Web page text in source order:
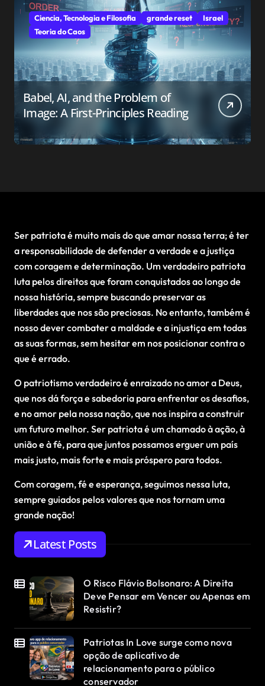
Ciencia, Tecnologia e Filosofia grande reset
Israel
Teoria do Caos
Babel, AI, and the Problem of
Image: A First-Principles Reading
Ser patriota é muito mais do que amar nossa terra; é ter
a responsabilidade de defender a verdade e a justiça
com coragem e determinação. Um verdadeiro patriota
luta pelos direitos que foram conquistados ao longo de
nossa história, sempre buscando preservar as
liberdades que nos são preciosas. No entanto, também é
nosso dever combater a maldade e a injustiça em todas
as suas formas, sem hesitar em nos posicionar contra o
que é errado.
O patriotismo verdadeiro é enraizado no amor a Deus,
que nos dá força e sabedoria para enfrentar os desafios,
e no amor pela nossa nação, que nos inspira a construir
um futuro melhor. Ser patriota é um chamado à ação, à
união e à fé, para que juntos possamos erguer um país
mais justo, mais forte e mais próspero para todos.
Com coragem, fé e esperança, seguimos nessa luta,
sempre guiados pelos valores que nos tornam uma
grande nação!
Latest Posts
O Risco Flávio Bolsonaro: A Direita
Deve Pensar em Vencer ou Apenas em
Resistir?
Patriotas In Love surge como nova
opção de aplicativo de
relacionamento para o público
conservador